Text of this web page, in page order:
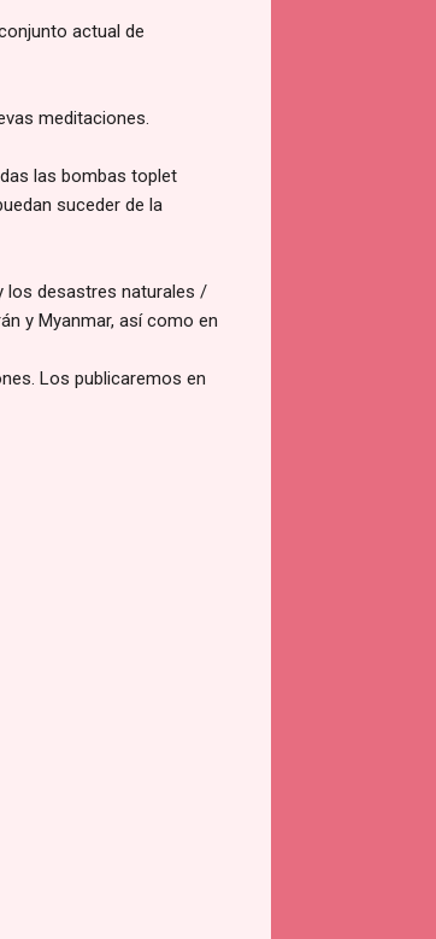
actual de
meditaciones.
las bombas toplet
suceder de la
los desastres naturales /
y Myanmar, así como en
Los publicaremos en